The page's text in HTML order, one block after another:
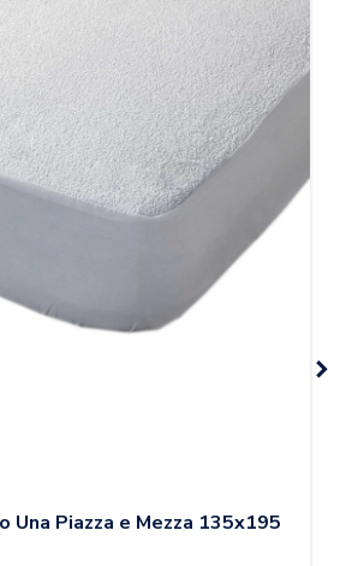
Una Piazza e Mezza 135x195